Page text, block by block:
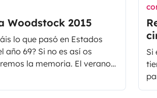
Woodstock 2015
lo que pasó en Estados
año 69? Si no es así os
la memoria. El verano
más importante de todos
Si